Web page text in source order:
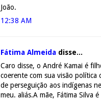
João.
12:38 AM
Fátima Almeida disse...
Caro disse, o André Kamai é
coerente com sua visão
de perseguição aos indígenas
meu. aliás.A mãe, Fátima Silva